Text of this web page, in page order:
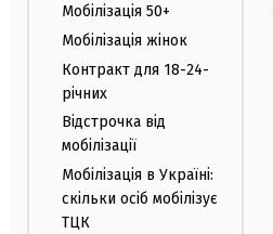
Мобілізація 50+
Мобілізація жінок
Контракт для 18-24-
річних
Відстрочка від
мобілізації
Мобілізація в Україні:
скільки осіб мобілізує
ТЦК